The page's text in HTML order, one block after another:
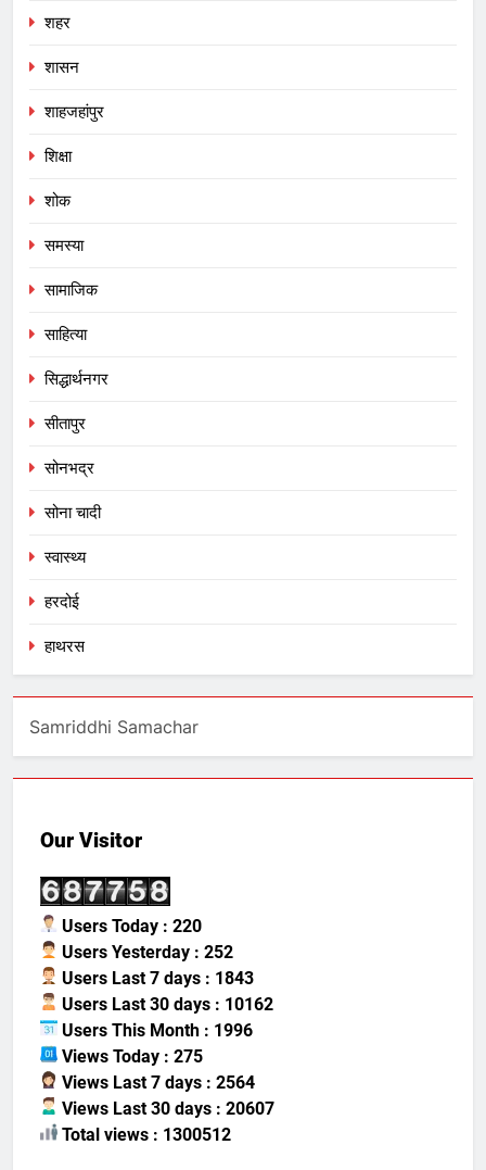
शहर
शासन
शाहजहांपुर
शिक्षा
शोक
समस्या
सामाजिक
साहित्या
सिद्धार्थनगर
सीतापुर
सोनभद्र
सोना चादी
स्वास्थ्य
हरदोई
हाथरस
Samriddhi Samachar
Our Visitor
Users Today : 220
Users Yesterday : 252
Users Last 7 days : 1843
Users Last 30 days : 10162
Users This Month : 1996
Views Today : 275
Views Last 7 days : 2564
Views Last 30 days : 20607
Total views : 1300512